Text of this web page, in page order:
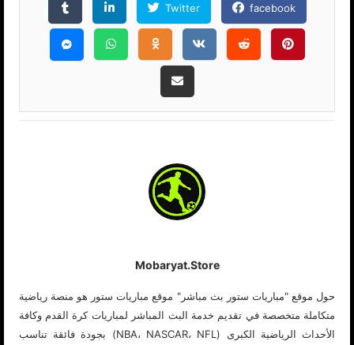
facebook
Twitter
Mobaryat.store
حول موقع "مباريات ستور بث مباشر" موقع مباريات ستور هو منصة رياضية
متكاملة متخصصة في تقديم خدمة البث المباشر لمباريات كرة القدم وكافة
الأحداث الرياضية الكبرى (NBA، NASCAR، NFL) بجودة فائقة تناسب